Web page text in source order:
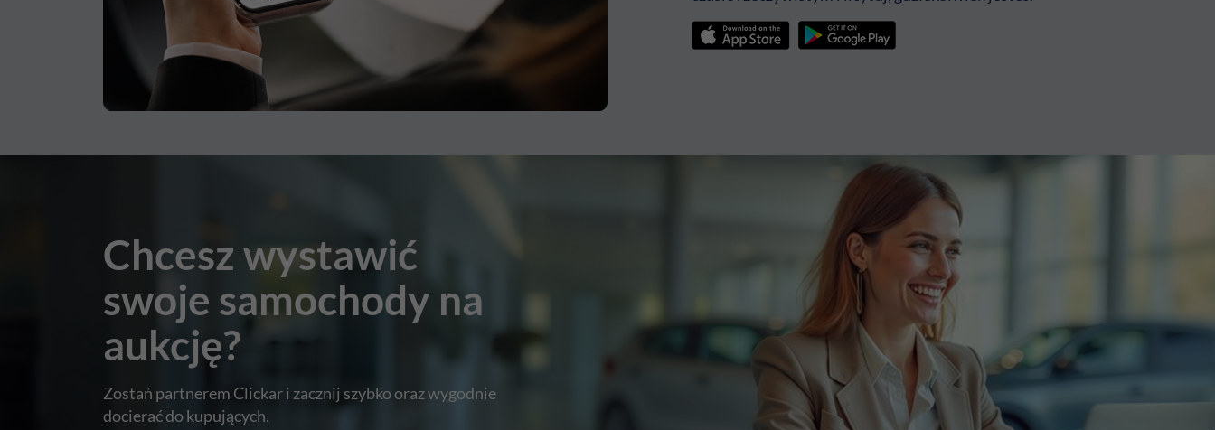
Chcesz wystawić
swoje samochody na
aukcję?
Zostań partnerem Clickar i zacznij szybko oraz wygodnie
docierać do kupujących.